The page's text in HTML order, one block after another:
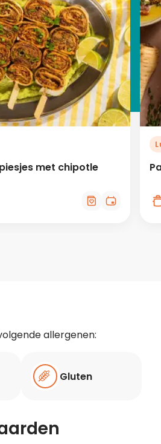
met chipotle
allergenen:
Gluten